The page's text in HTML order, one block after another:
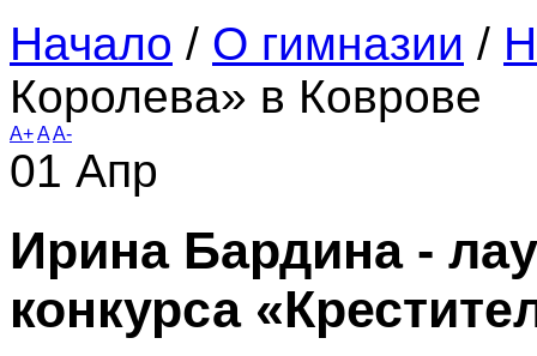
Начало / О гимназии /
Королева» в Коврове
A+AA-
01 Апр
Ирина Бардина -
конкурса